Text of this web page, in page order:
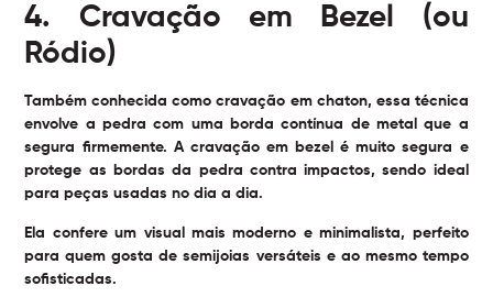
4. Cravação em Bezel (ou
Ródio)
Também conhecida como cravação em chaton, essa técnica
envolve a pedra com uma borda contínua de metal que a
segura firmemente. A cravação em bezel é muito segura e
protege as bordas da pedra contra impactos, sendo ideal
para peças usadas no dia a dia.
Ela confere um visual mais moderno e minimalista, perfeito
para quem gosta de semijoias versáteis e ao mesmo tempo
sofisticadas.